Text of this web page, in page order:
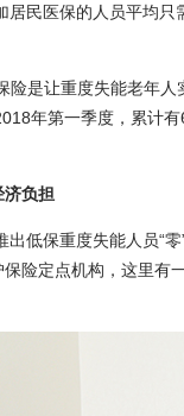
民医保的人员平均
是让重度失能老年人
年第一季度，累计
济负担
保重度失能人员“零
险定点机构，这里有